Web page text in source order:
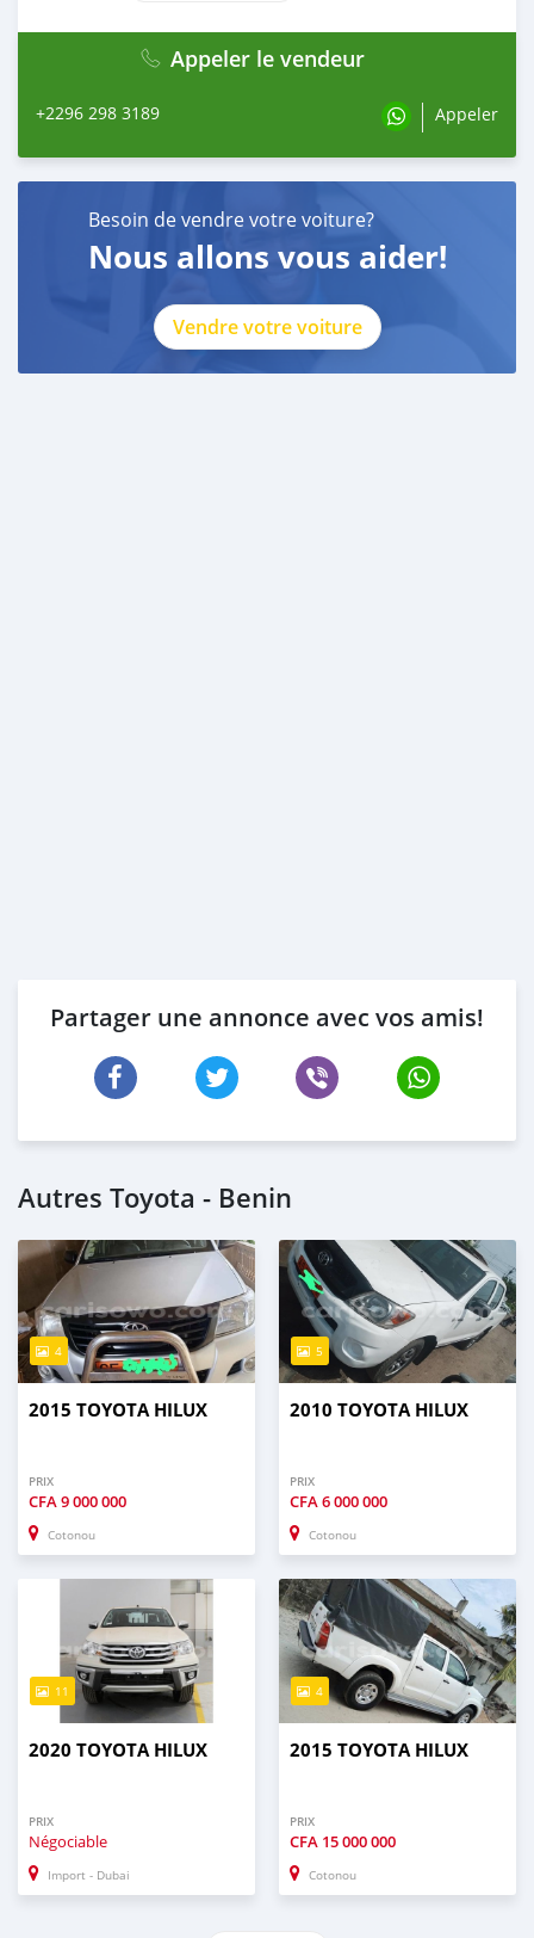
Appeler le vendeur
+2296 298 3189 Appeler
Besoin de vendre votre voiture?
Nous allons vous aider!
Vendre votre voiture
Partager une annonce avec vos amis!
Autres Toyota - Benin
4
2015 TOYOTA HILUX
PRIX
CFA9 000 000
Cotonou
5
2010 TOYOTA HILUX
PRIX
CFA6 000 000
Cotonou
11
2020 TOYOTA HILUX
PRIX
Négociable
Import - Dubai
4
2015 TOYOTA HILUX
PRIX
CFA 15 000 000
Cotonou